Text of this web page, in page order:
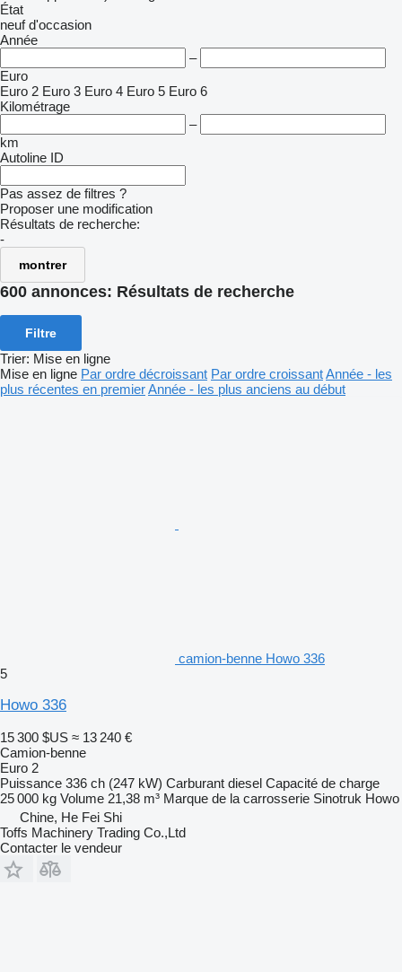
État
neuf d'occasion
Année
–
Euro
Euro 2 Euro 3 Euro 4 Euro 5 Euro 6
Kilométrage
–
km
Autoline ID
Pas assez de filtres ?
Proposer une modification
Résultats de recherche:
-
montrer
600 annonces: Résultats de recherche
Filtre
Trier: Mise en ligne
Mise en ligne Par ordre décroissant Par ordre croissantAnnée - les
plus récentes en premierAnnée - les plus anciens au début
camion-benne Howo 336
5
Howo 336
15 300 $US ≈ 13 240 €
Camion-benne
Euro 2
Puissance 336 ch (247 kW) Carburant diesel Capacité de charge
25 000 kg Volume 21,38 m³ Marque de la carrosserie Sinotruk Howo
Chine, He Fei Shi
Toffs Machinery Trading Co.,Ltd
Contacter le vendeur